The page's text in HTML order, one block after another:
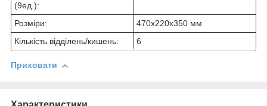
(9ед.):
Розміри:
470x220x350 мм
Кількість відділень/кишень:
6
Приховати